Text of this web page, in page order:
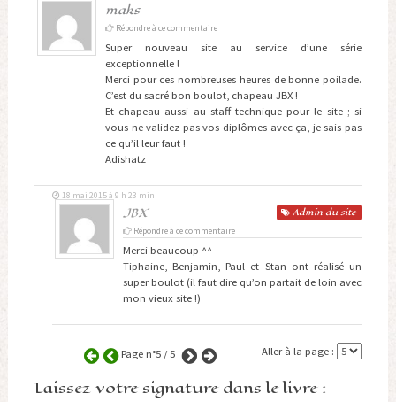
maks
Répondre à ce commentaire
Super nouveau site au service d’une série
exceptionnelle !
Merci pour ces nombreuses heures de bonne poilade.
C’est du sacré bon boulot, chapeau JBX !
Et chapeau aussi au staff technique pour le site ; si
vous ne validez pas vos diplômes avec ça, je sais pas
ce qu’il leur faut !
Adishatz
JBX Admin du site
18 mai 2015 à 9 h 23 min
Répondre à ce commentaire
Merci beaucoup ^^
Tiphaine, Benjamin, Paul et Stan ont réalisé un
super boulot (il faut dire qu’on partait de loin avec
mon vieux site !)
Aller à la page :
Page n°5 / 5
Laissez votre signature dans le livre :